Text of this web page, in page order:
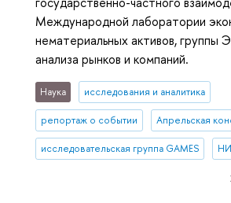
Международной лаборатории
нематериальных активов, группы
анализа рынков и компаний.
Наука исследования и аналитика
репортаж о событии Апрельская
исследовательская группа GAMES